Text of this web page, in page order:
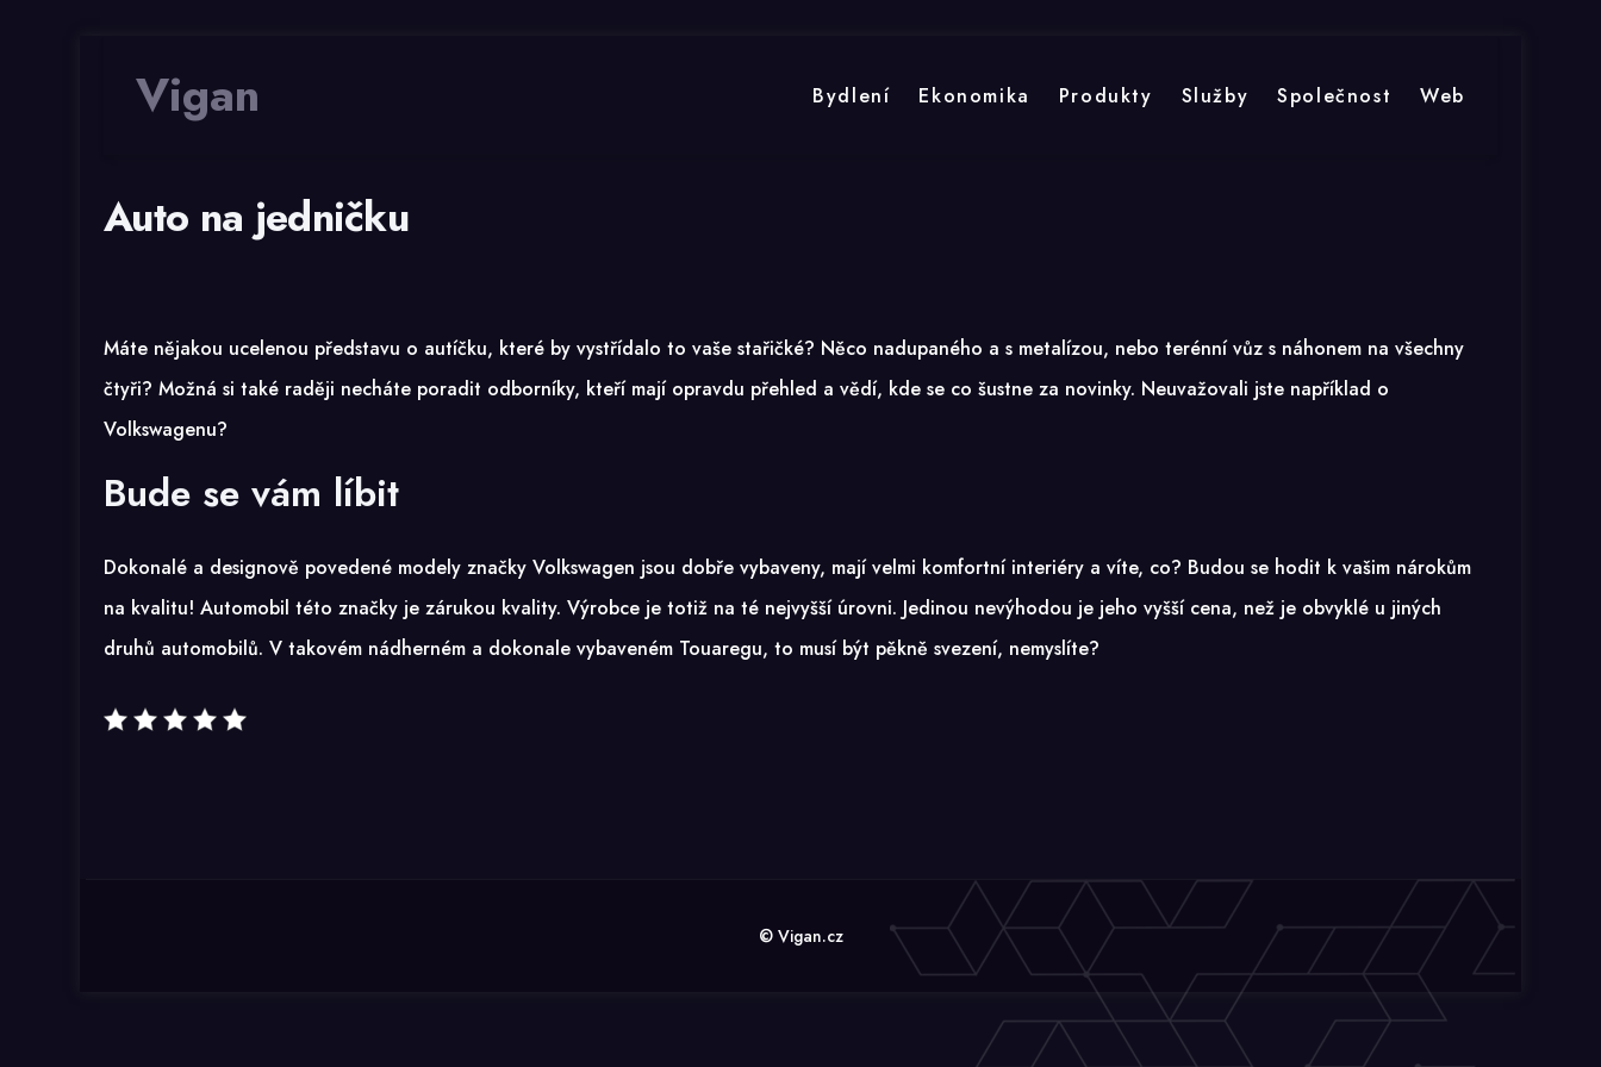
Vigan Bydlení Ekonomika Produkty Služby Společnost Web
Auto na jedničku
Máte nějakou ucelenou představu o autíčku, které by vystřídalo to vaše stařičké? Něco nadupaného a s metalízou, nebo terénní vůz s náhonem na všechny
čtyři? Možná si také raději necháte poradit odborníky, kteří mají opravdu přehled a vědí, kde se co šustne za novinky. Neuvažovali jste například o
Volkswagenu?
Bude se vám líbit
Dokonalé a designově povedené modely značky Volkswagen jsou dobře vybaveny, mají velmi komfortní interiéry a víte, co? Budou se hodit k vašim nárokům
na kvalitu! Automobil této značky je zárukou kvality. Výrobce je totiž na té nejvyšší úrovni. Jedinou nevýhodou je jeho vyšší cena, než je obvyklé u jiných
druhů automobilů. V takovém nádherném a dokonale vybaveném Touaregu, to musí být pěkně svezení, nemyslíte?
© Vigan.cz